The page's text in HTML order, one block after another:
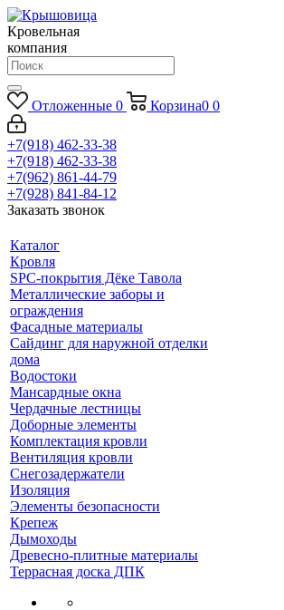
Кровельная
компания
Отложенные 0 Корзина0 0
+7(918) 462-33-38
+7(918) 462-33-38
+7(962) 861-44-79
+7(928) 841-84-12
Заказать звонок
Каталог
Кровля
SPC-покрытия Дёке Тавола
Металлические заборы и
ограждения
Фасадные материалы
Сайдинг для наружной отделки
дома
Водостоки
Мансардные окна
Чердачные лестницы
Доборные элементы
Комплектация кровли
Вентиляция кровли
Снегозадержатели
Изоляция
Элементы безопасности
Крепеж
Дымоходы
Древесно-плитные материалы
Террасная доска ДПК